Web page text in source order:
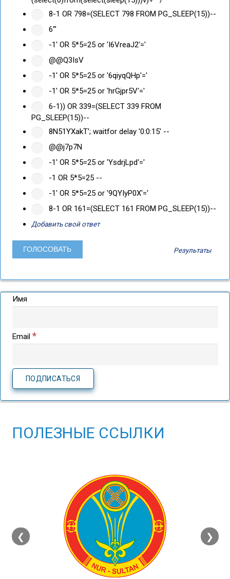
8-1 OR 798=(SELECT 798 FROM PG_SLEEP(15))--
6'"
-1' OR 5*5=25 or 'I6VreaJ2'='
@@Q3IsV
-1' OR 5*5=25 or '6qiyqQHp'='
-1' OR 5*5=25 or 'hrGjpr5V'='
6-1)) OR 339=(SELECT 339 FROM
PG_SLEEP(15))--
8N51YXakT'; waitfor delay '0:0:15' --
@@j7p7N
-1' OR 5*5=25 or 'YsdrjLpd'='
-1 OR 5*5=25 --
-1' OR 5*5=25 or '9QYIyP0X'='
8-1 OR 161=(SELECT 161 FROM PG_SLEEP(15))--
Добавить свой ответ
Результаты
Имя
Email *
ПОЛЕЗНЫЕ ССЫЛКИ
❮ ❯